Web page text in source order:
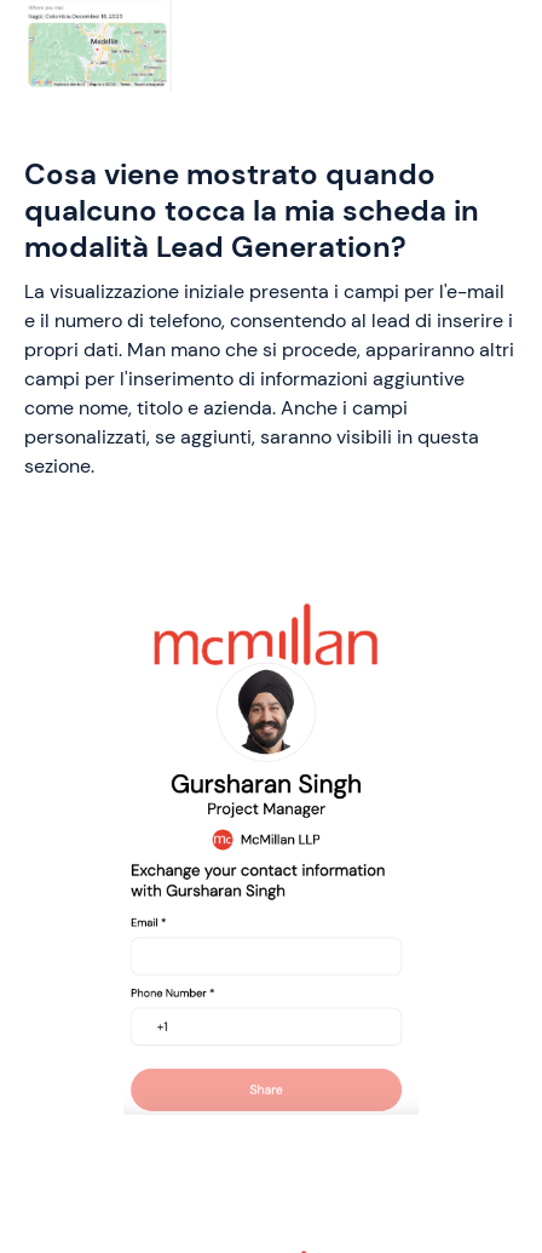
Cosa viene mostrato quando
qualcuno tocca la mia scheda in
modalità Lead Generation?
La visualizzazione iniziale presenta i campi per l'e-mail
e il numero di telefono, consentendo al lead di inserire i
propri dati. Man mano che si procede, appariranno altri
campi per l'inserimento di informazioni aggiuntive
come nome, titolo e azienda. Anche i campi
personalizzati, se aggiunti, saranno visibili in questa
sezione.